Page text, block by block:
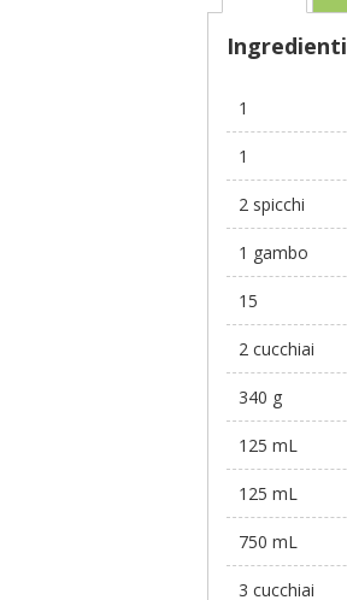
Ingredienti
1
1
2 spicchi
1 gambo
15
2 cucchiai
340 g
125 mL
125 mL
750 mL
3 cucchiai